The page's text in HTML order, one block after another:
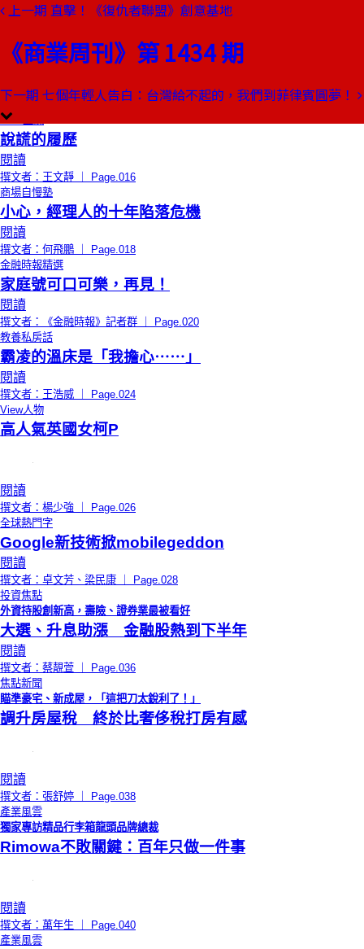
上一期 直擊！《復仇者聯盟》創意基地
《商業周刊》第 1434 期
下一期 七個年輕人告白：台灣給不起的，我們到菲律賓圓夢！
本期目錄
限時免費總編輯的話
從義大利帶回來的美麗新世界
閱讀
撰文者：郭弈伶 ｜ Page.014
CEO上線
說謊的履歷
閱讀
撰文者：王文靜 ｜ Page.016
商場自慢塾
小心，經理人的十年陷落危機
閱讀
撰文者：何飛鵬 ｜ Page.018
金融時報精選
家庭號可口可樂，再見！
閱讀
撰文者：《金融時報》記者群 ｜ Page.020
教養私房話
霸凌的溫床是「我擔心⋯⋯」
閱讀
撰文者：王浩威 ｜ Page.024
View人物
高人氣英國女柯P
閱讀
撰文者：楊少強 ｜ Page.026
全球熱門字
Google新技術掀mobilegeddon
閱讀
撰文者：卓文芳、梁民康 ｜ Page.028
投資焦點
外資持股創新高，壽險、證券業最被看好
大選、升息助漲 金融股熱到下半年
閱讀
撰文者：蔡靚萱 ｜ Page.036
焦點新聞
瞄準豪宅、新成屋，「這把刀太銳利了！」
調升房屋稅 終於比奢侈稅打房有感
閱讀
撰文者：張舒婷 ｜ Page.038
產業風雲
獨家專訪精品行李箱龍頭品牌總裁
Rimowa不敗關鍵：百年只做一件事
閱讀
撰文者：萬年生 ｜ Page.040
產業風雲